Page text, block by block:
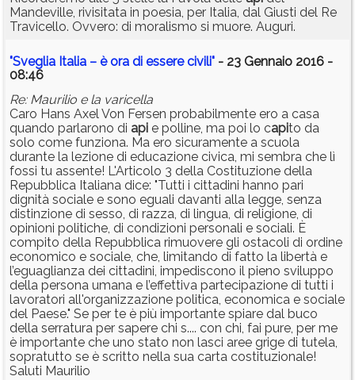
Mandeville, rivisitata in poesia, per Italia, dal Giusti del Re
Travicello. Ovvero: di moralismo si muore. Auguri.
"Sveglia Italia – è ora di essere civili" - 23 Gennaio 2016 -
08:46
Re: Maurilio e la varicella
Caro Hans Axel Von Fersen probabilmente ero a casa
quando parlarono di api e polline, ma poi lo capito da
solo come funziona. Ma ero sicuramente a scuola
durante la lezione di educazione civica, mi sembra che lì
fossi tu assente! L'Articolo 3 della Costituzione della
Repubblica Italiana dice: "Tutti i cittadini hanno pari
dignità sociale e sono eguali davanti alla legge, senza
distinzione di sesso, di razza, di lingua, di religione, di
opinioni politiche, di condizioni personali e sociali. È
compito della Repubblica rimuovere gli ostacoli di ordine
economico e sociale, che, limitando di fatto la libertà e
l’eguaglianza dei cittadini, impediscono il pieno sviluppo
della persona umana e l’effettiva partecipazione di tutti i
lavoratori all'organizzazione politica, economica e sociale
del Paese." Se per te è più importante spiare dal buco
della serratura per sapere chi s.... con chi, fai pure, per me
è importante che uno stato non lasci aree grige di tutela,
sopratutto se è scritto nella sua carta costituzionale!
Saluti Maurilio